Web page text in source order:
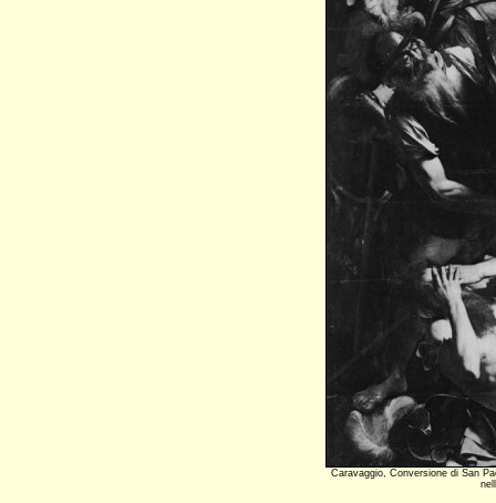
Caravaggio, Conversione di San